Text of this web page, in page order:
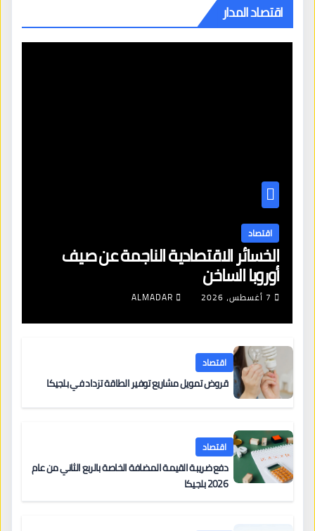
اقتصاد المدار
اقتصاد
الخسائر الاقتصادية الناجمة عن صيف
أوروبا الساخن
7 أغسطس، 2026 ALMADAR
اقتصاد
قروض تمويل مشاريع توفير الطاقة تزداد في بلجيكا
اقتصاد
دفع ضريبة القيمة المضافة الخاصة بالربع الثاني من عام
2026 بلجيكا